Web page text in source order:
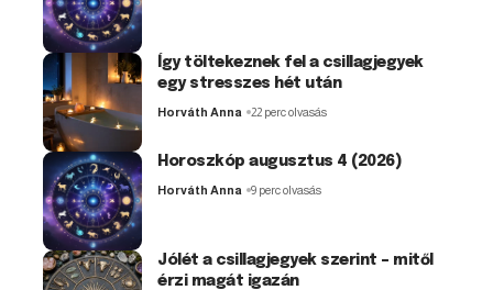
Így töltekeznek fel a csillagjegyek
egy stresszes hét után
Horváth Anna 22 perc olvasás
Horoszkóp augusztus 4 (2026)
Horváth Anna 9 perc olvasás
Jólét a csillagjegyek szerint – mitől
érzi magát igazán